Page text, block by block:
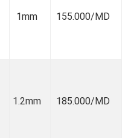
1mm 155.000/MD
1.2mm 185.000/MD